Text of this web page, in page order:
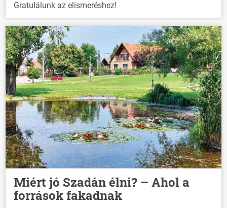
Gratulálunk az elismeréshez!
Miért jó Szadán élni? – Ahol a
források fakadnak